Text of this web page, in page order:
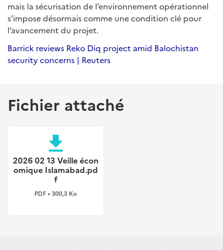
mais la sécurisation de l’environnement opérationnel
s’impose désormais comme une condition clé pour
l’avancement du projet.
Barrick reviews Reko Diq project amid Balochistan
security concerns | Reuters
Fichier attaché
file_download
2026 02 13 Veille écon
omique Islamabad.pd
f
PDF • 300,3 Ko